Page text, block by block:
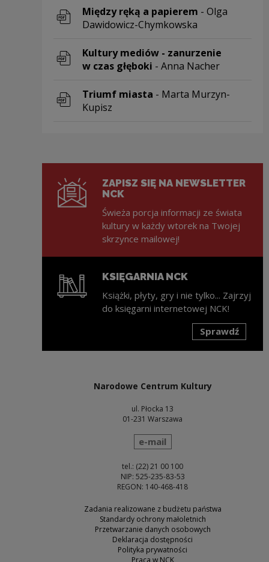
Między ręką a papierem - Olga
Dawidowicz-Chymkowska
Kultury mediów - zanurzenie
w czas głęboki - Anna Nacher
Triumf miasta - Marta Murzyn-
Kupisz
ZAPISZ SIĘ NA NEWSLETTER
NCK
Świeża porcja informacji ze świata
kultury w każdy wtorek na Twojej
skrzynce mailowej!
KSIĘGARNIA NCK
Książki, płyty, gry i nie tylko... Zajrzyj
do księgarni internetowej NCK!
Sprawdź
Narodowe Centrum Kultury
ul. Płocka 13
01-231 Warszawa
wyślij wiadomość
e-mail
tel.: (22) 21 00 100
NIP: 525-235-83-53
REGON: 140-468-418
Zadania realizowane z budżetu państwa
Standardy ochrony małoletnich
Przetwarzanie danych osobowych
Deklaracja dostępności
Polityka prywatności
Praca w NCK